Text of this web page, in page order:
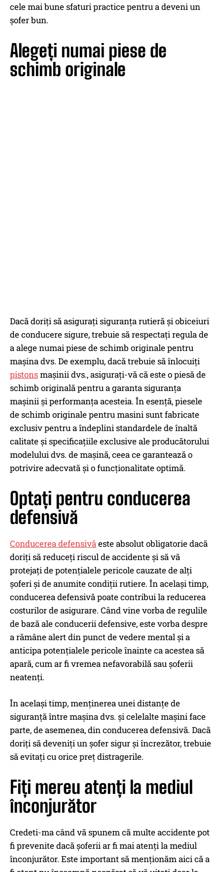
cele mai bune sfaturi practice pentru a deveni un
șofer bun.
Alegeți numai piese de
schimb originale
Dacă doriți să asigurați siguranța rutieră și obiceiuri
de conducere sigure, trebuie să respectați regula de
a alege numai piese de schimb originale pentru
mașina dvs. De exemplu, dacă trebuie să înlocuiți
pistonsmașinii dvs., asigurați-vă că este o piesă de
schimb originală pentru a garanta siguranța
mașinii și performanța acesteia. În esență, piesele
de schimb originale pentru masini sunt fabricate
exclusiv pentru a îndeplini standardele de înaltă
calitate și specificațiile exclusive ale producătorului
modelului dvs. de mașină, ceea ce garantează o
potrivire adecvată și o funcționalitate optimă.
Optați pentru conducerea
defensivă
Conducerea defensivăeste absolut obligatorie dacă
doriți să reduceți riscul de accidente și să vă
protejați de potențialele pericole cauzate de alți
șoferi și de anumite condiții rutiere. În același timp,
conducerea defensivă poate contribui la reducerea
costurilor de asigurare. Când vine vorba de regulile
de bază ale conducerii defensive, este vorba despre
a rămâne alert din punct de vedere mental și a
anticipa potențialele pericole înainte ca acestea să
apară, cum ar fi vremea nefavorabilă sau șoferii
neatenți.
În același timp, menținerea unei distanțe de
siguranță între mașina dvs. și celelalte mașini face
parte, de asemenea, din conducerea defensivă. Dacă
doriți să deveniți un șofer sigur și încrezător, trebuie
să evitați cu orice preț distragerile.
Fiți mereu atenți la mediul
înconjurător
Credeti-ma când vă spunem că multe accidente pot
fi prevenite dacă șoferii ar fi mai atenți la mediul
înconjurător. Este important să menționăm aici că a